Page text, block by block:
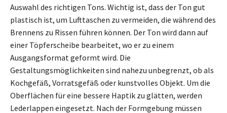
Auswahl des richtigen Tons. Wichtig ist, dass der Ton gut
plastisch ist, um Lufttaschen zu vermeiden, die während des
Brennens zu Rissen führen können. Der Ton wird dann auf
einer Töpferscheibe bearbeitet, wo er zu einem
Ausgangsformat geformt wird. Die
Gestaltungsmöglichkeiten sind nahezu unbegrenzt, ob als
Kochgefäß, Vorratsgefäß oder kunstvolles Objekt. Um die
Oberflächen für eine bessere Haptik zu glätten, werden
Lederlappen eingesetzt. Nach der Formgebung müssen